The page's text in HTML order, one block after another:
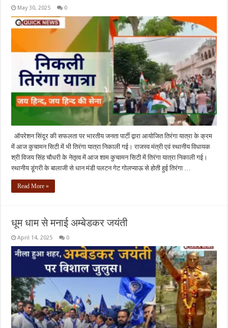
May 30, 2025 0
ऑपरेशन सिंदूर की सफलता पर भारतीय जनता पार्टी द्वारा आयोजित तिरंगा यात्रा के क्रम
में आज कुचामन सिटी में भी तिरंगा यात्रा निकाली गई। राजस्व मंत्री एवं स्थानीय विधायक
श्री विजय सिंह चौधरी के नेतृत्व में आज शाम कुचामन सिटी में तिरंगा यात्रा निकाली गई।
स्थानीय डूंगरी के बालाजी से धान मंडी पलटन गेट गोलप्याऊ से होती हुई तिरंगा …
Read More »
धूम धाम से मनाई अम्बेडकर जयंती
April 14, 2025 0